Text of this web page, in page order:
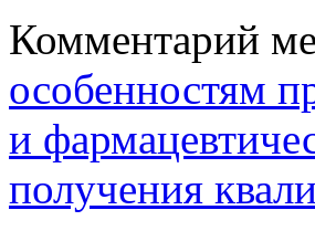
Комментарий
особенностям
и
получения